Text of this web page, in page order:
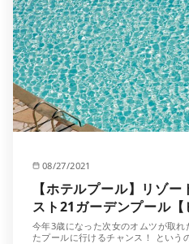
08/27/2021
【ホテルプール】リゾ
スト21ガーデンプール【
今年3歳になった次女のオムツが取
たプールに行けるチャンス！ という